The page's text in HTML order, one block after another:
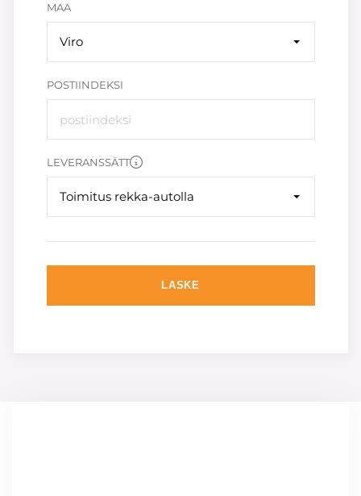
MAA
Viro
POSTIINDEKSI
LEVERANSSÄTT
Toimitus rekka-autolla
LASKE